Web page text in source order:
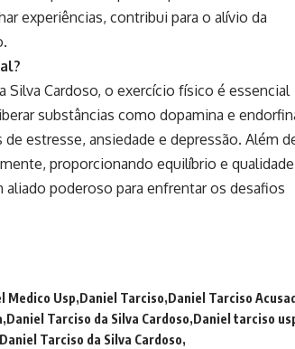
experiências, contribui para o alívio da
Cardoso, o exercício físico é essencial
substâncias como dopamina e
estresse, ansiedade e depressão. Além
proporcionando equilíbrio e
poderoso para enfrentar os desafios
Medico Usp Daniel Tarciso Daniel Tarciso
Daniel Tarciso da Silva Cardoso Daniel tarciso
Tarciso da Silva Cardoso